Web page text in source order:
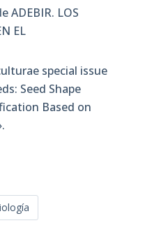
ADEBIR. LOS
EL
special issue
Seed Shape
Based on